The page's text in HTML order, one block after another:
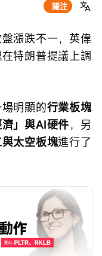
關注
漲跌不一，英偉
特朗普提議上調
明顯的行業板塊
濟」與AI硬件，另
太空板塊進行了